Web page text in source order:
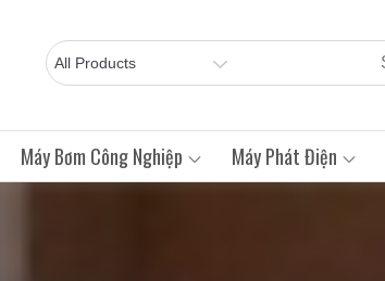
Máy Bơm Công Nghiệp Máy Phát Điện